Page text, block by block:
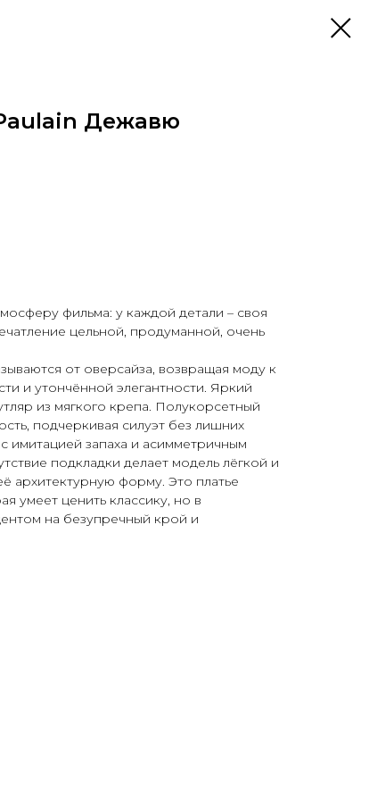
Дежавю
фильма: у каждой детали – своя
цельной, продуманной, очень
от оверсайза, возвращая моду к
и утончённой элегантности. Яркий
из мягкого крепа. Полукорсетный
подчеркивая силуэт без лишних
имитацией запаха и асимметричным
подкладки делает модель лёгкой и
архитектурную форму. Это платье
умеет ценить классику, но в
на безупречный крой и